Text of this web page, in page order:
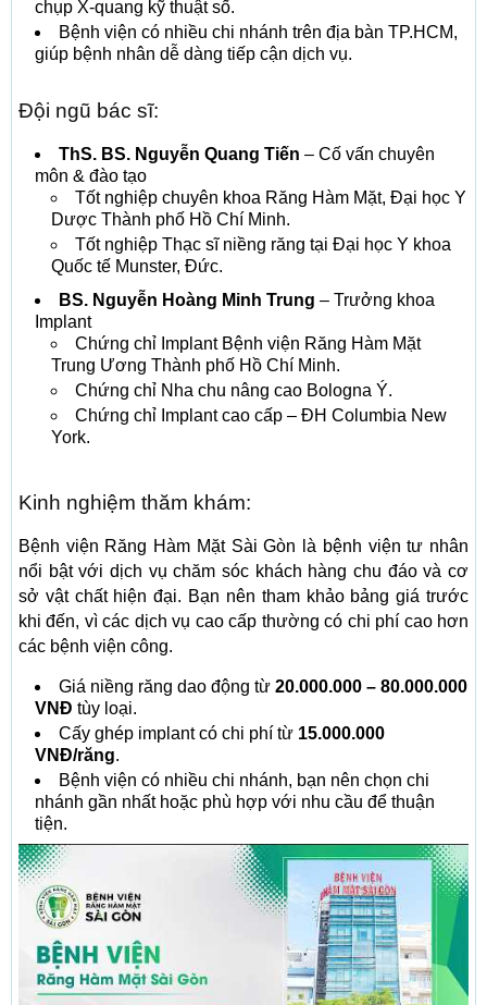
chụp X-quang kỹ thuật số.
Bệnh viện có nhiều chi nhánh trên địa bàn TP.HCM,
giúp bệnh nhân dễ dàng tiếp cận dịch vụ.
Đội ngũ bác sĩ:
ThS. BS. Nguyễn Quang Tiến – Cố vấn chuyên
môn & đào tạo
Tốt nghiệp chuyên khoa Răng Hàm Mặt, Đại học Y
Dược Thành phố Hồ Chí Minh.
Tốt nghiệp Thạc sĩ niềng răng tại Đại học Y khoa
Quốc tế Munster, Đức.
BS. Nguyễn Hoàng Minh Trung – Trưởng khoa
Implant
Chứng chỉ Implant Bệnh viện Răng Hàm Mặt
Trung Ương Thành phố Hồ Chí Minh.
Chứng chỉ Nha chu nâng cao Bologna Ý.
Chứng chỉ Implant cao cấp – ĐH Columbia New
York.
Kinh nghiệm thăm khám:
Bệnh viện Răng Hàm Mặt Sài Gòn là bệnh viện tư nhân
nổi bật với dịch vụ chăm sóc khách hàng chu đáo và cơ
sở vật chất hiện đại. Bạn nên tham khảo bảng giá trước
khi đến, vì các dịch vụ cao cấp thường có chi phí cao hơn
các bệnh viện công.
Giá niềng răng dao động từ 20.000.000 – 80.000.000
VNĐ tùy loại.
Cấy ghép implant có chi phí từ 15.000.000
VNĐ/răng.
Bệnh viện có nhiều chi nhánh, bạn nên chọn chi
nhánh gần nhất hoặc phù hợp với nhu cầu để thuận
tiện.